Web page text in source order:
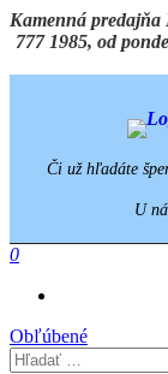
Preskočiť
na
Kamenná predajňa
777 1985, od
Či už hľadáte
U
0
Obľúbené
Hľadať: